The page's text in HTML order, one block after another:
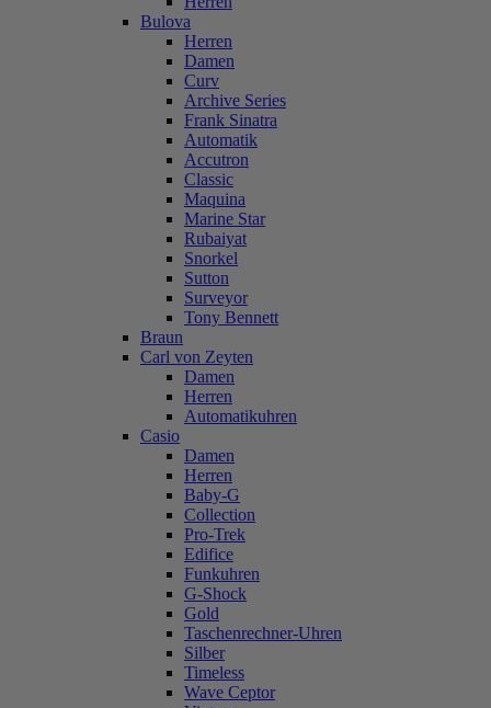
Bulova
Herren
Damen
Curv
Archive Series
Frank Sinatra
Automatik
Accutron
Classic
Maquina
Marine Star
Rubaiyat
Snorkel
Sutton
Surveyor
Tony Bennett
Braun
Carl von Zeyten
Damen
Herren
Automatikuhren
Casio
Damen
Herren
Baby-G
Collection
Pro-Trek
Edifice
Funkuhren
G-Shock
Gold
Taschenrechner-Uhren
Silber
Timeless
Wave Ceptor